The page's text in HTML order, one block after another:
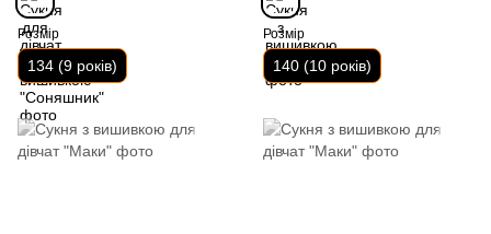
Розмір
134 (9 років)
Розмір
140 (10 років)